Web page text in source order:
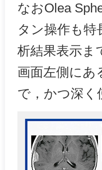
なおOlea
タン操作も
析結果表示ま
画面左側にあ
で，かつ深く